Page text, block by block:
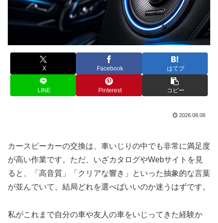
X Facebook はてブ
LINE Pinterest コピー
2026.08.08
カースピーカーの交換は、車いじりの中でも非常に満足度
が高い作業です。ただ、いざカタログやWebサイトを見
ると、「高音質」「クリアな響き」といった抽象的な言葉
が並んでいて、結局どれを選べばいいのか迷うはずです。
私がこれまで自分の車や友人の車をいじってきた経験か